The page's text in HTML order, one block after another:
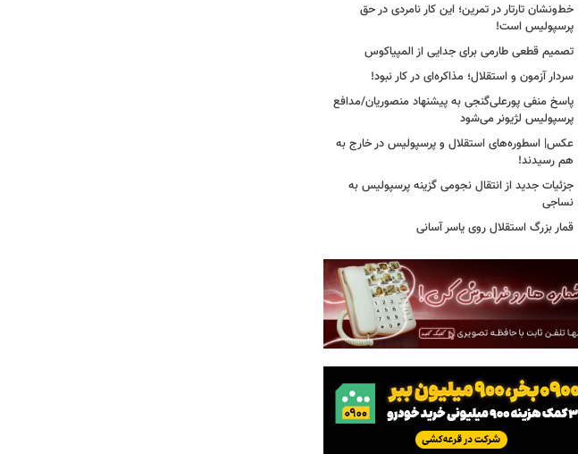
خط‌ونشان تارتار در تمرین؛ این کار نامردی در حق
پرسپولیس است!
تصمیم قطعی طارمی برای جدایی از المپیاکوس
سردار آزمون و استقلال؛ مذاکره‌ای در کار نبود!
پاسخ منفی پورعلی‌گنجی به پیشنهاد منصوریان/مدافع
پرسپولیس لژیونر می‌شود
عکس| اسطوره‌های استقلال و پرسپولیس در خارج به
هم رسیدند!
جزئیات جدید از انتقال نجومی گزینه پرسپولیس به
نساجی
قمار بزرگ استقلال روی یاسر آسانی